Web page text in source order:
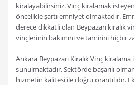
kiralayabilirsiniz. Vinç kiralamak
öncelikle şartı emniyet olmaktadır.
derece dikkatli olan Beypazarı kiralık
vinçlerinin bakımını ve tamirini hiçbir
Ankara Beypazarı Kiralık Vinç
sunulmaktadır. Sektörde başarılı
hizmetin kalitesi ile doğru orantılıdır.